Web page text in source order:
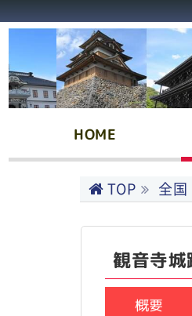
HOME
TOP 全国
観音寺城
概要